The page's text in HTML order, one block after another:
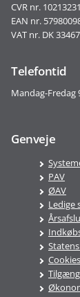
CVR nr. 10213231
EAN nr.
VAT nr. DK
Telefontid
Mandag-Fredag
Genveje
PAV
ØAV
Ledige
Cookies